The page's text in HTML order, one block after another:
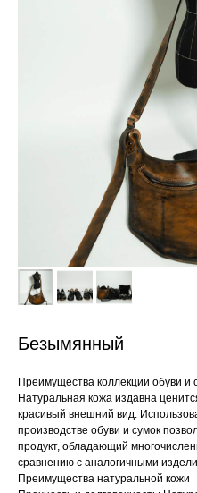
Безымянный
Преимущества коллекции обуви и
Натуральная кожа издавна
красивый внешний вид.
производстве обуви и сумок
продукт, обладающий
сравнению с аналогичными
Преимущества натуральной кожи